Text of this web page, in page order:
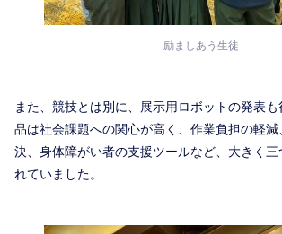
励ましあう生徒
また、競技とは別に、展示用ロボットの発表
品は社会課題への関心が高く、作業負担の軽
決、身体障がい者の支援ツールなど、大きく
れていました。